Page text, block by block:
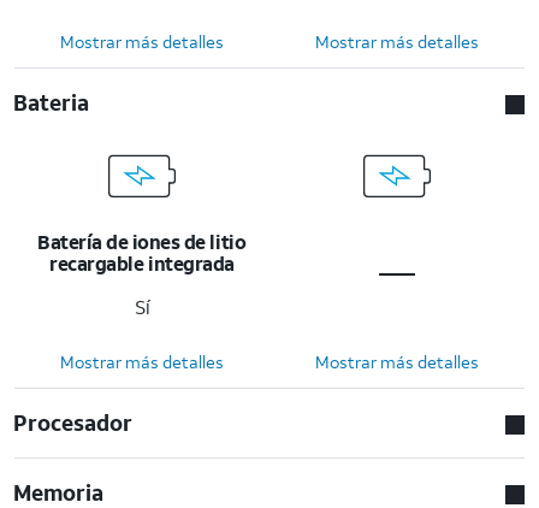
Mostrar más detalles Mostrar más detalles
Bateria
Batería de iones de litio
recargable integrada
Sí
Mostrar más detalles Mostrar más detalles
Procesador
Memoria